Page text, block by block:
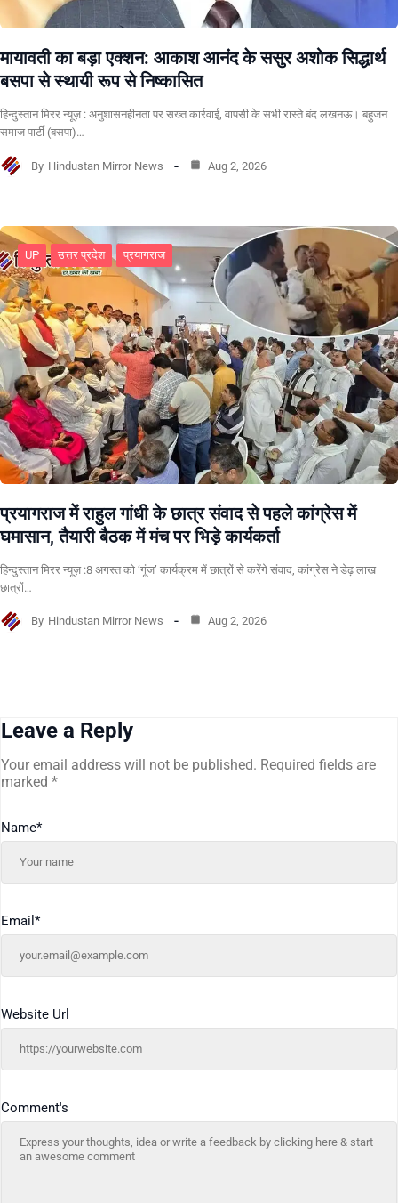
मायावती का बड़ा एक्शन: आकाश आनंद के ससुर अशोक सिद्धार्थ
बसपा से स्थायी रूप से निष्कासित
हिन्दुस्तान मिरर न्यूज़ : अनुशासनहीनता पर सख्त कार्रवाई, वापसी के सभी रास्ते बंद लखनऊ। बहुजन
समाज पार्टी (बसपा)…
By Hindustan Mirror News Aug 2, 2026
UP उत्तर प्रदेश प्रयागराज
प्रयागराज में राहुल गांधी के छात्र संवाद से पहले कांग्रेस में
घमासान, तैयारी बैठक में मंच पर भिड़े कार्यकर्ता
हिन्दुस्तान मिरर न्यूज़ :8 अगस्त को ‘गूंज’ कार्यक्रम में छात्रों से करेंगे संवाद, कांग्रेस ने डेढ़ लाख
छात्रों…
By Hindustan Mirror News Aug 2, 2026
Leave a Reply
Your email address will not be published. Required fields are
marked *
Comment's
Name*
Email *
Website Url